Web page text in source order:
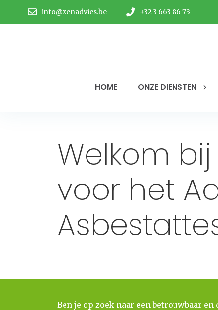
info@xenadvies.be +32 3 663 86 73
HOME ONZE DIENSTEN
Welkom
voor het
Ben je op zoek naar een betrouwbaar